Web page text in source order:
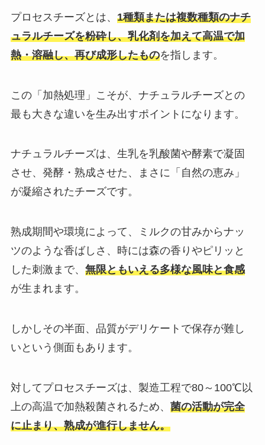
プロセスチーズとは、 1種類または複数種類のナチ
ュラルチーズを粉砕し、乳化剤を加えて高温で加
熱・溶融し、再び成形したものを指します。
この「加熱処理」こそが、ナチュラルチーズとの
最も大きな違いを生み出すポイントになります。
ナチュラルチーズは、生乳を乳酸菌や酵素で凝固
させ、発酵・熟成させた、まさに「自然の恵み」
が凝縮されたチーズです。
熟成期間や環境によって、ミルクの甘みからナッ
ツのような香ばしさ、時には森の香りやピリッと
した刺激まで、 無限ともいえる多様な風味と食感
が生まれます。
しかしその半面、品質がデリケートで保存が難し
いという側面もあります。
対してプロセスチーズは、製造工程で80～100℃以
上の高温で加熱殺菌されるため、 菌の活動が完全
に止まり、熟成が進行しません。